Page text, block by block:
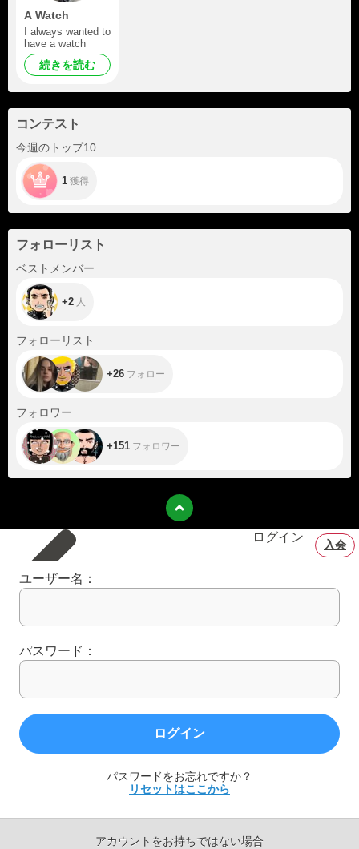
A Watch
I always wanted to
have a watch
続きを読む
コンテスト
今週のトップ10
1 獲得
フォローリスト
ベストメンバー
+2
+2 人
フォローリスト
+26 フォロー
フォロワー
+151 フォロワー
ログイン
入会
ユーザー名：
パスワード：
ログイン
パスワードをお忘れですか？
リセットはここから
アカウントをお持ちではない場合